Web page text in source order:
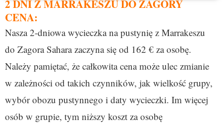
2 DNI Z MARRAKESZU DO ZAGORY
CENA:
Nasza 2-dniowa wycieczka na pustynię z Marrakeszu
do Zagora Sahara zaczyna się od 162 € za osobę.
Należy pamiętać, że całkowita cena może ulec zmianie
w zależności od takich czynników, jak wielkość grupy,
wybór obozu pustynnego i daty wycieczki. Im więcej
osób w grupie, tym niższy koszt za osobę